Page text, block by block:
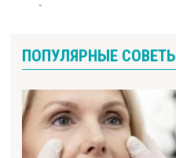
ПОПУЛЯРНЫЕ СОВЕТЫ